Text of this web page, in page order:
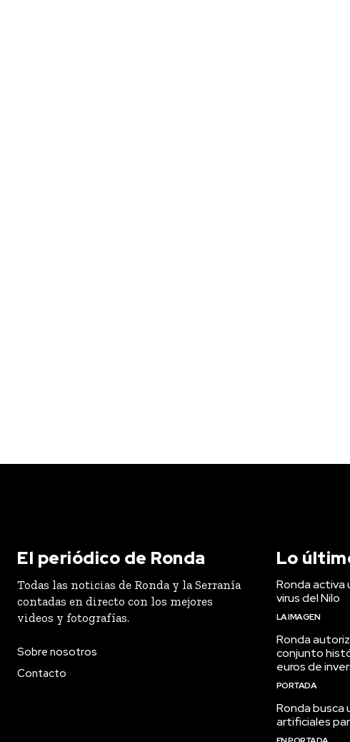
El periódico de Ronda
Todas las noticias de Ronda y la Serranía
contadas en directo con los mejores
videos y fotografías.
Sobre nosotros
Contacto
Lo
Ronda activa
virus del Nilo
LA IMAGEN
Ronda
conjunto
euros de
PORTADA
Ronda busca
artificiales